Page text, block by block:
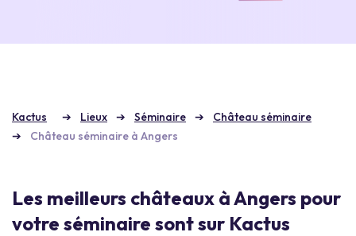
Kactus Lieux Séminaire
Château séminaire
Château séminaire à Angers
Les meilleurs châteaux à Angers pour
votre séminaire sont sur Kactus